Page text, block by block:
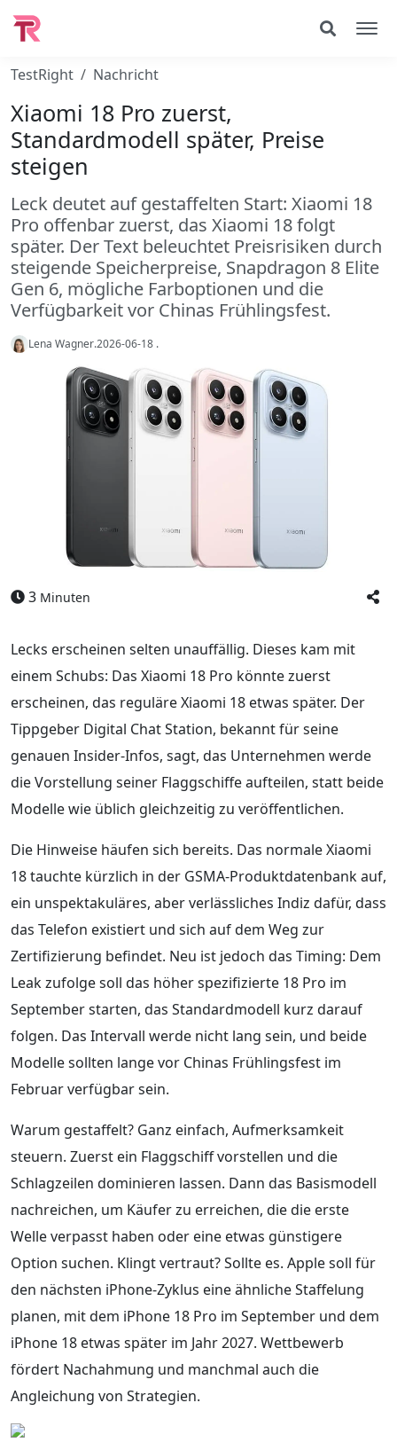
TestRight Nachricht
Xiaomi 18 Pro zuerst,
Standardmodell später, Preise
steigen
Leck deutet auf gestaffelten Start: Xiaomi 18
Pro offenbar zuerst, das Xiaomi 18 folgt
später. Der Text beleuchtet Preisrisiken durch
steigende Speicherpreise, Snapdragon 8 Elite
Gen 6, mögliche Farboptionen und die
Verfügbarkeit vor Chinas Frühlingsfest.
Lena Wagner.2026-06-18 .
3 Minuten
Lecks erscheinen selten unauffällig. Dieses kam mit
einem Schubs: Das Xiaomi 18 Pro könnte zuerst
erscheinen, das reguläre Xiaomi 18 etwas später. Der
Tippgeber Digital Chat Station, bekannt für seine
genauen Insider-Infos, sagt, das Unternehmen werde
die Vorstellung seiner Flaggschiffe aufteilen, statt beide
Modelle wie üblich gleichzeitig zu veröffentlichen.
Die Hinweise häufen sich bereits. Das normale Xiaomi
18 tauchte kürzlich in der GSMA-Produktdatenbank auf,
ein unspektakuläres, aber verlässliches Indiz dafür, dass
das Telefon existiert und sich auf dem Weg zur
Zertifizierung befindet. Neu ist jedoch das Timing: Dem
Leak zufolge soll das höher spezifizierte 18 Pro im
September starten, das Standardmodell kurz darauf
folgen. Das Intervall werde nicht lang sein, und beide
Modelle sollten lange vor Chinas Frühlingsfest im
Februar verfügbar sein.
Warum gestaffelt? Ganz einfach, Aufmerksamkeit
steuern. Zuerst ein Flaggschiff vorstellen und die
Schlagzeilen dominieren lassen. Dann das Basismodell
nachreichen, um Käufer zu erreichen, die die erste
Welle verpasst haben oder eine etwas günstigere
Option suchen. Klingt vertraut? Sollte es. Apple soll für
den nächsten iPhone-Zyklus eine ähnliche Staffelung
planen, mit dem iPhone 18 Pro im September und dem
iPhone 18 etwas später im Jahr 2027. Wettbewerb
fördert Nachahmung und manchmal auch die
Angleichung von Strategien.